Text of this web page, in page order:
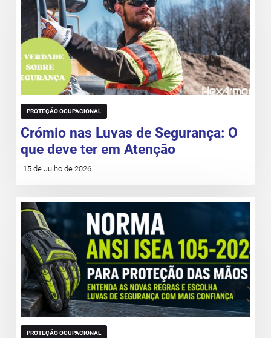
PROTEÇÃO OCUPACIONAL
Crómio nas Luvas de Segurança: O
que deve ter em Atenção
15 de Julho de 2026
PROTEÇÃO OCUPACIONAL